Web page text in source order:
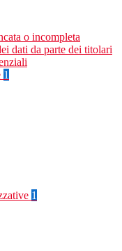
o incompleta
dati da parte dei titolari
1
1